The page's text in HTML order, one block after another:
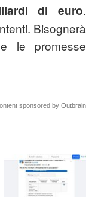
di euro.
Bisognerà
le promesse
sponsored by Outbrain